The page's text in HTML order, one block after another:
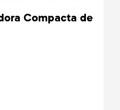
Compacta de